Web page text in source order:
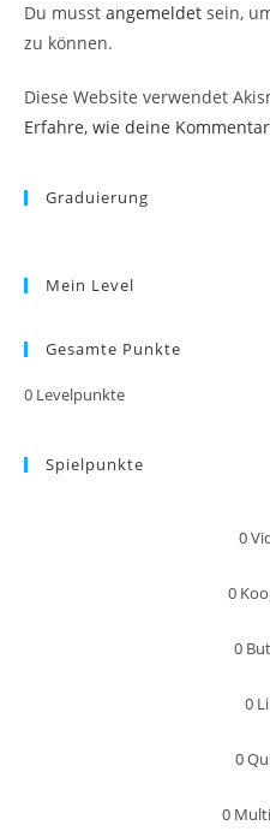
Du musst angemeldet sein,
zu können.
Diese Website verwendet
Erfahre, wie deine
Graduierung
Mein Level
Gesamte Punkte
0 Levelpunkte
Spielpunkte
0
0
0
0
0
0